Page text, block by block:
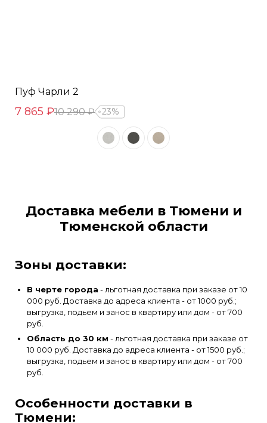
Пуф Чарли 2
7 865 ₽10 290 ₽ 23%
Доставка мебели в Тюмени и
Тюменской области
Зоны доставки:
В черте города - льготная доставка при заказе от 10
000 руб. Доставка до адреса клиента - от 1000 руб.;
выгрузка, подьем и занос в квартиру или дом - от 700
руб.
Область до 30 км - льготная доставка при заказе от
10 000 руб. Доставка до адреса клиента - от 1500 руб.;
выгрузка, подьем и занос в квартиру или дом - от 700
руб.
Особенности доставки в
Тюмени: